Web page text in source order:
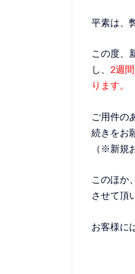
平素は、
この度、
し、 2週
ります。
ご用件の
続きをお
（※新規
このほか
させて頂
お客様に